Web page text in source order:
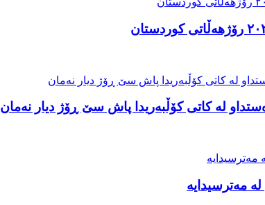
لە کاتی کۆڵبەریدا پاش سێ ڕۆژ دیار نەمان
مەترسیدایە